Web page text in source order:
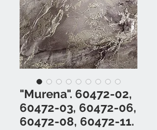
"Murena". 60472-02,
60472-03, 60472-06,
60472-08, 60472-11.